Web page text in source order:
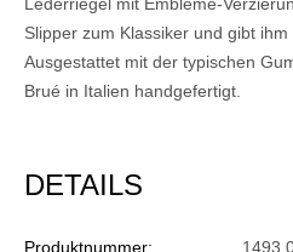
Lederriegel mit Embleme-
Slipper zum Klassiker und gibt
Ausgestattet mit der typischen
Brué in Italien handgefertigt.
DETAILS
Produktnummer: 1493